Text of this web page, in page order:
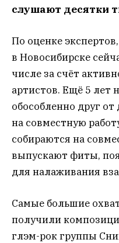
слушают десятки
По оценке
в Новосибирске
числе за счёт
артистов. Ещё 5 лет
обособленно друг от
на совместную
собираются на
выпускают фиты,
для налаживания
Самые большие
получили
глэм-рок группы